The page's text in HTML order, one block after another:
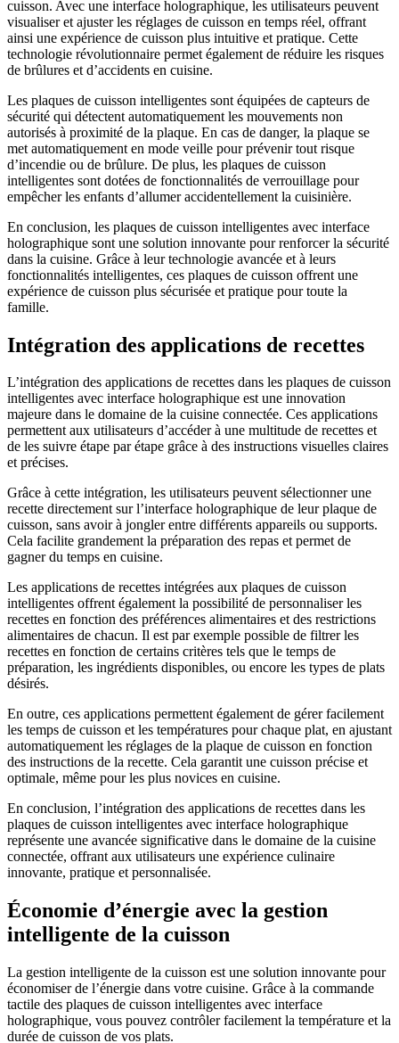
cuisson. Avec une interface holographique, les utilisateurs peuvent
visualiser et ajuster les réglages de cuisson en temps réel, offrant
ainsi une expérience de cuisson plus intuitive et pratique. Cette
technologie révolutionnaire permet également de réduire les risques
de brûlures et d’accidents en cuisine.
Les plaques de cuisson intelligentes sont équipées de capteurs de
sécurité qui détectent automatiquement les mouvements non
autorisés à proximité de la plaque. En cas de danger, la plaque se
met automatiquement en mode veille pour prévenir tout risque
d’incendie ou de brûlure. De plus, les plaques de cuisson
intelligentes sont dotées de fonctionnalités de verrouillage pour
empêcher les enfants d’allumer accidentellement la cuisinière.
En conclusion, les plaques de cuisson intelligentes avec interface
holographique sont une solution innovante pour renforcer la sécurité
dans la cuisine. Grâce à leur technologie avancée et à leurs
fonctionnalités intelligentes, ces plaques de cuisson offrent une
expérience de cuisson plus sécurisée et pratique pour toute la
famille.
Intégration des applications de recettes
L’intégration des applications de recettes dans les plaques de cuisson
intelligentes avec interface holographique est une innovation
majeure dans le domaine de la cuisine connectée. Ces applications
permettent aux utilisateurs d’accéder à une multitude de recettes et
de les suivre étape par étape grâce à des instructions visuelles claires
et précises.
Grâce à cette intégration, les utilisateurs peuvent sélectionner une
recette directement sur l’interface holographique de leur plaque de
cuisson, sans avoir à jongler entre différents appareils ou supports.
Cela facilite grandement la préparation des repas et permet de
gagner du temps en cuisine.
Les applications de recettes intégrées aux plaques de cuisson
intelligentes offrent également la possibilité de personnaliser les
recettes en fonction des préférences alimentaires et des restrictions
alimentaires de chacun. Il est par exemple possible de filtrer les
recettes en fonction de certains critères tels que le temps de
préparation, les ingrédients disponibles, ou encore les types de plats
désirés.
En outre, ces applications permettent également de gérer facilement
les temps de cuisson et les températures pour chaque plat, en ajustant
automatiquement les réglages de la plaque de cuisson en fonction
des instructions de la recette. Cela garantit une cuisson précise et
optimale, même pour les plus novices en cuisine.
En conclusion, l’intégration des applications de recettes dans les
plaques de cuisson intelligentes avec interface holographique
représente une avancée significative dans le domaine de la cuisine
connectée, offrant aux utilisateurs une expérience culinaire
innovante, pratique et personnalisée.
Économie d’énergie avec la gestion
intelligente de la cuisson
La gestion intelligente de la cuisson est une solution innovante pour
économiser de l’énergie dans votre cuisine. Grâce à la commande
tactile des plaques de cuisson intelligentes avec interface
holographique, vous pouvez contrôler facilement la température et la
durée de cuisson de vos plats.